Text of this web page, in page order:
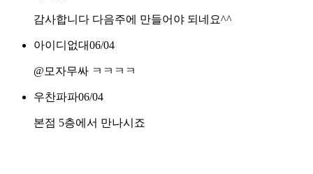
감사합니다 다음주에 만들어야 되네요^^
아이디없대06/04
@모자무싸 ㅋㅋㅋㅋ
우찬파파06/04
본점 5층에서 만나시죠